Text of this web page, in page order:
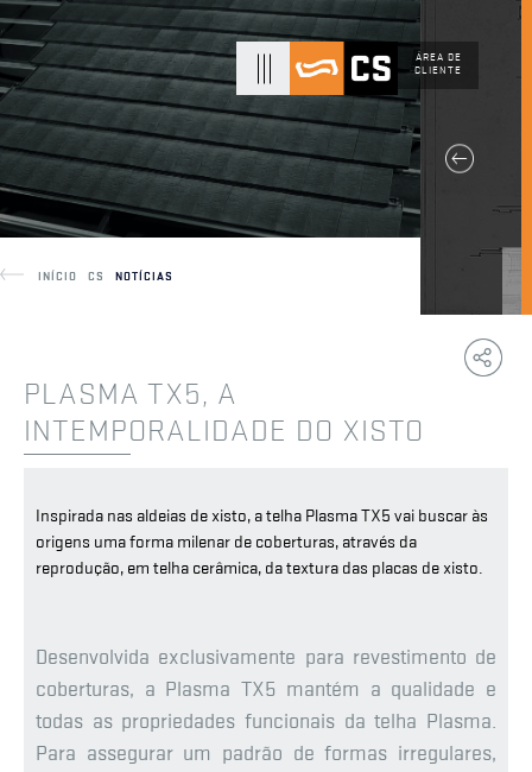
ÁREA DE
CLIENTE
INÍCIO CS NOTÍCIAS
Copy
Link
PLASMA TX5, A
INTEMPORALIDADE DO XISTO
Inspirada nas aldeias de xisto, a telha Plasma TX5 vai buscar às
origens uma forma milenar de coberturas, através da
reprodução, em telha cerâmica, da textura das placas de xisto.
Desenvolvida exclusivamente para revestimento de
coberturas, a Plasma TX5 mantém a qualidade e
todas as propriedades funcionais da telha Plasma.
Para assegurar um padrão de formas irregulares,